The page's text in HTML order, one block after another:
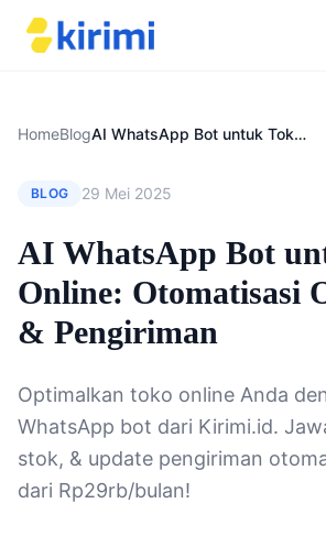
HomeBlog AI WhatsApp Bot untuk Toko Online: Otomatisasi Order, Stok & Pengiriman
BLOG 29 Mei 2025
AI WhatsApp Bot
Online: Otomatisasi
& Pengiriman
Optimalkan toko online Anda
WhatsApp bot dari Kirimi.id.
stok, & update pengiriman
dari Rp29rb/bulan!